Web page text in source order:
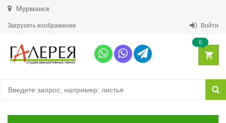
Мурманск
Загрузить изображение Войти
0